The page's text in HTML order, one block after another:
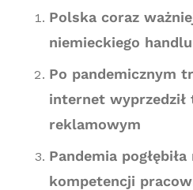
Polska coraz
niemieckiego handlu
Po pandemicznym
internet
reklamowym
Pandemia
kompetencji